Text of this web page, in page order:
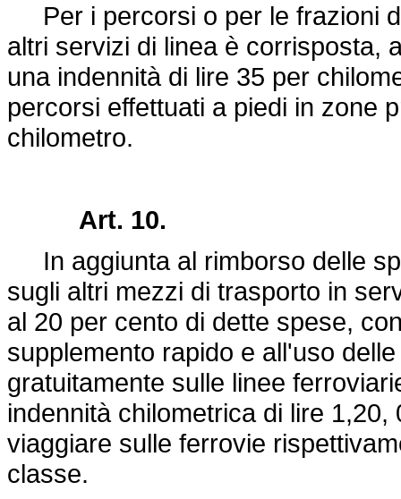
Per i percorsi o per le frazioni
altri servizi di linea è corrisposta,
una indennità di lire 35 per
percorsi effettuati a piedi in zone
chilometro.
Art. 10.
In aggiunta al rimborso delle
sugli altri mezzi di trasporto in
al 20 per cento di dette spese,
supplemento rapido e all'uso
gratuitamente sulle linee
indennità chilometrica di lire
viaggiare sulle ferrovie
classe.